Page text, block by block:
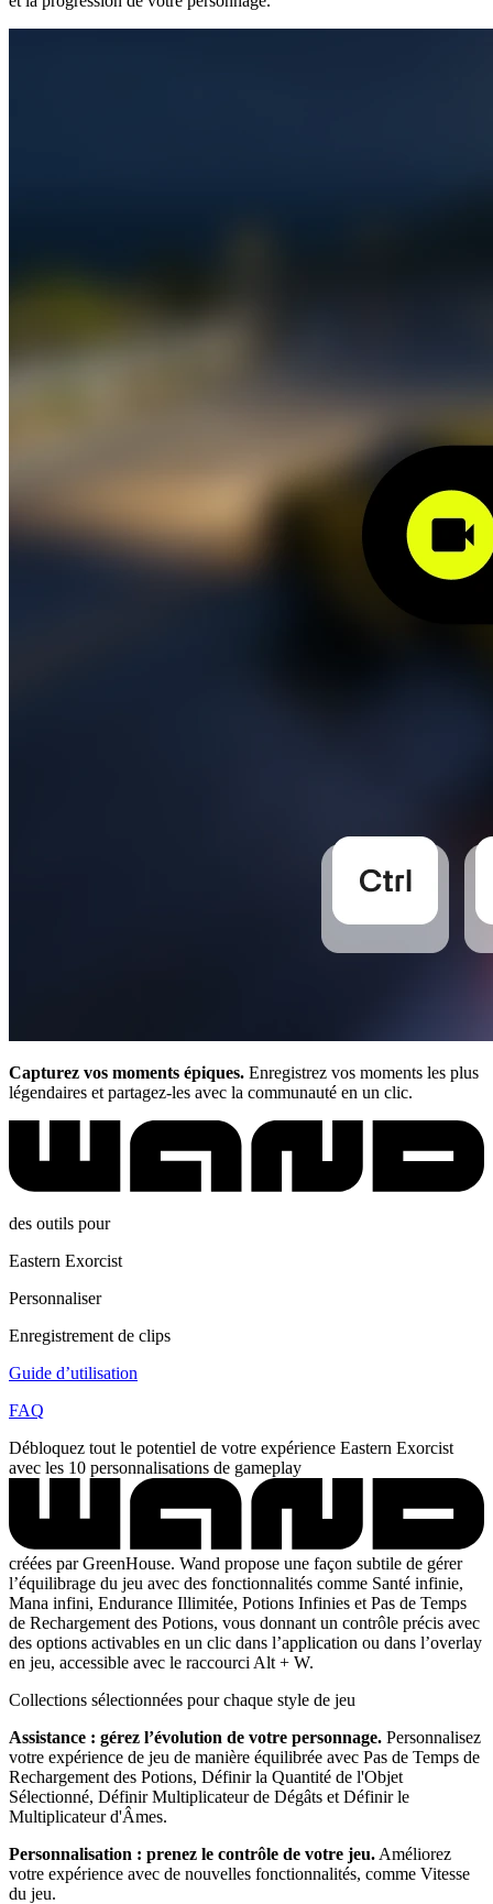
Capturez vos moments épiques. Enregistrez vos moments les plus
légendaires et partagez-les avec la communauté en un clic.
des outils pour
Eastern Exorcist
Personnaliser
Enregistrement de clips
Guide d’utilisation
FAQ
Débloquez tout le potentiel de votre expérience Eastern Exorcist
avec les 10 personnalisations de gameplay
créées par GreenHouse. Wand propose une façon subtile de gérer
l’équilibrage du jeu avec des fonctionnalités comme Santé infinie,
Mana infini, Endurance Illimitée, Potions Infinies et Pas de Temps
de Rechargement des Potions, vous donnant un contrôle précis avec
des options activables en un clic dans l’application ou dans l’overlay
en jeu, accessible avec le raccourci Alt + W.
Collections sélectionnées pour chaque style de jeu
Assistance : gérez l’évolution de votre personnage. Personnalisez
votre expérience de jeu de manière équilibrée avec Pas de Temps de
Rechargement des Potions, Définir la Quantité de l'Objet
Sélectionné, Définir Multiplicateur de Dégâts et Définir le
Multiplicateur d'Âmes.
Personnalisation : prenez le contrôle de votre jeu. Améliorez
votre expérience avec de nouvelles fonctionnalités, comme Vitesse
du jeu.